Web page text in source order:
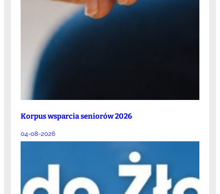
Korpus wsparcia seniorów 2026
04-08-2026